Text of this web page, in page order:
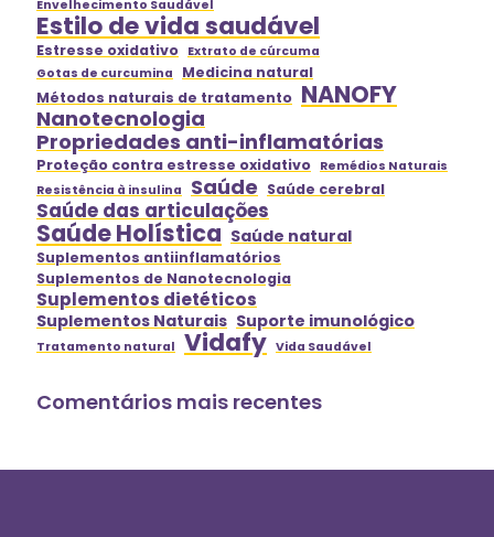
Envelhecimento Saudável
Estilo de vida saudável
Estresse oxidativo Extrato de cúrcuma
Gotas de curcumina
Medicina natural
Métodos naturais de tratamento NANOFY
Nanotecnologia
Propriedades anti-inflamatórias
Proteção contra estresse oxidativo Remédios Naturais
Resistência à insulina
Saúde Saúde cerebral
Saúde das articulações
Saúde Holística Saúde natural
Suplementos antiinflamatórios
Suplementos de Nanotecnologia
Suplementos dietéticos
Suplementos Naturais Suporte imunológico
Tratamento natural Vidafy Vida Saudável
Comentários mais recentes